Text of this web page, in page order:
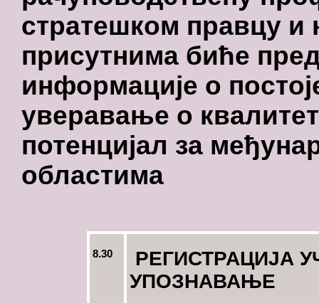
стратешком правцу и
присутнима биће
информације о
уверавање о
потенцијал за
областима
8.30
РЕГИСТРАЦИЈА
УПОЗНАВАЊЕ